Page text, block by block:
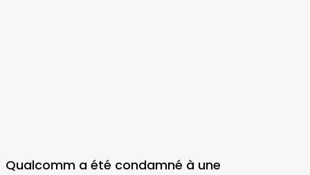
Qualcomm a été condamné à une